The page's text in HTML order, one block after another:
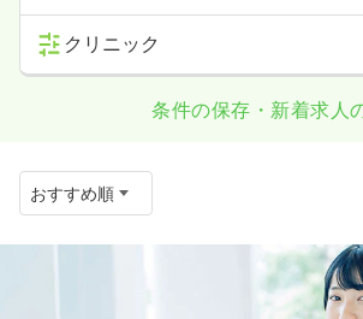
クリニック
条件の保存・新着求人